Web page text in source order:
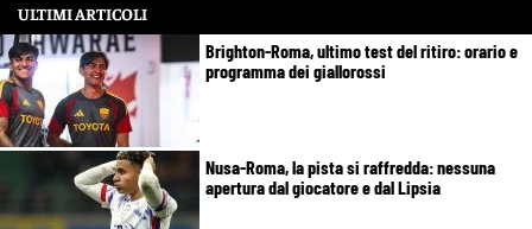
ULTIMI ARTICOLI
Brighton-Roma, ultimo test del ritiro: orario e
programma dei giallorossi
Nusa-Roma, la pista si raffredda: nessuna
apertura dal giocatore e dal Lipsia